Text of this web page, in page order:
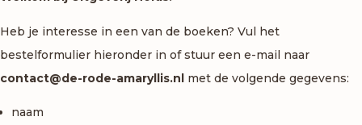
Heb je interesse in een van de boeken? Vul het
bestelformulier hieronder in of stuur een e-mail naar
contact@de-rode-amaryllis.nl met de volgende gegevens:
naam